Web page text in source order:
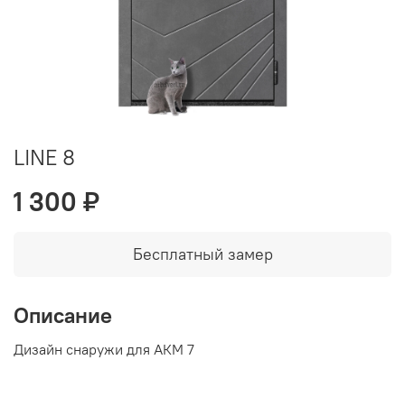
LINE 8
1 300 ₽
Бесплатный замер
Описание
Дизайн снаружи для АКМ 7